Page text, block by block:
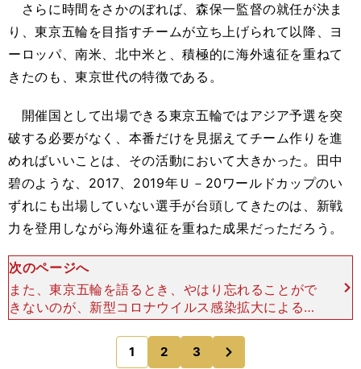
さらに時間をさかのぼれば、森保一監督の就任が決ま
り、東京五輪を目指すチームが立ち上げられて以降、ヨ
ーロッパ、南米、北中米と、積極的に海外遠征を重ねて
きたのも、東京世代の特徴である。
開催国として出場できる東京五輪ではアジア予選を突
破する必要がなく、本番だけを見据えてチーム作りを進
めればいいことは、その活動において大きかった。田中
碧のような、2017、2019年Ｕ－20ワールドカップのい
ずれにも出場していない選手が台頭してきたのは、新戦
力を登用しながら海外遠征を重ねた成果だっただろう。
次のページへ
また、東京五輪を語るとき、やはり忘れることがで
きないのが、新型コロナウイルス感染拡大による１
年延期である。 たとえば、三笘薫や旗手怜央は、
大学生のときからコンスタントにこのチームの活動
に参加はしてい
1 2 3